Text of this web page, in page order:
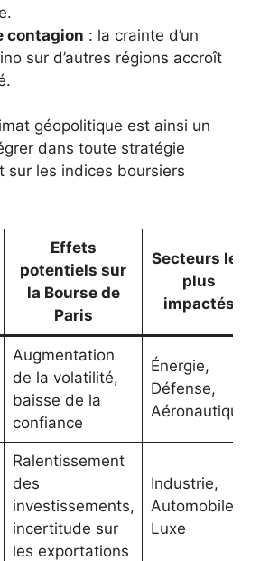
contagion : la crainte d’un
sur d’autres régions accroît
géopolitique est ainsi un
dans toute stratégie
sur les indices boursiers
Effets
potentiels sur
la Bourse de
Paris
Secteurs les
plus
impactés
Augmentation
de la volatilité,
baisse de la
confiance
Énergie,
Défense,
Aéronautique
Ralentissement
des
investissements,
incertitude sur
les exportations
Industrie,
Automobile,
Luxe